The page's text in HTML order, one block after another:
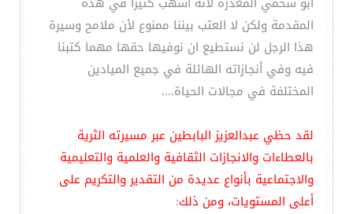
المقدمة ولكن لا العتب بيننا ممنوع لأن ملامح وسيرة
هذا الرجل لن نستطيع ان نوفيها حقها مهما كتبنا
فيه وفي أنجازاته الهائلة في جميع الميادين
المختلفة في مجالات الحياة....
لقد حظي عبدالعزيز البابطين عبر مسيرته الثرية
بالعطاءات والانجازات الثقافية والعلمية والتعليمية
والاجتماعية بأنواع عديدة من التقدير والتكريم على
أعلى المستويات، ومن ذلك: